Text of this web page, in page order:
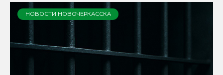
НОВОСТИ НОВОЧЕРКАССКА